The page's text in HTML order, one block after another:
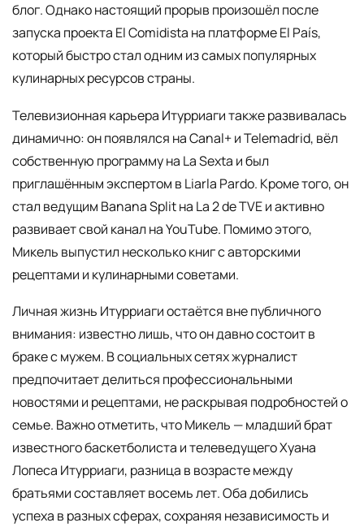
блог. Однако настоящий прорыв произошёл после
запуска проекта El Comidista на платформе El País,
который быстро стал одним из самых популярных
кулинарных ресурсов страны.
Телевизионная карьера Итурриаги также развивалась
динамично: он появлялся на Canal+ и Telemadrid, вёл
собственную программу на La Sexta и был
приглашённым экспертом в Liarla Pardo. Кроме того, он
стал ведущим Banana Split на La 2 de TVE и активно
развивает свой канал на YouTube. Помимо этого,
Микель выпустил несколько книг с авторскими
рецептами и кулинарными советами.
Личная жизнь Итурриаги остаётся вне публичного
внимания: известно лишь, что он давно состоит в
браке с мужем. В социальных сетях журналист
предпочитает делиться профессиональными
новостями и рецептами, не раскрывая подробностей о
семье. Важно отметить, что Микель — младший брат
известного баскетболиста и телеведущего Хуана
Лопеса Итурриаги, разница в возрасте между
братьями составляет восемь лет. Оба добились
успеха в разных сферах, сохраняя независимость и